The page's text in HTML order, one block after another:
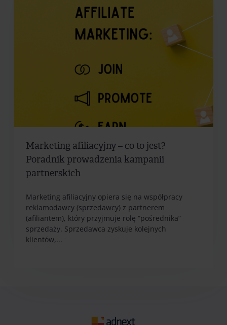
Marketing afiliacyjny – co to jest?
Poradnik prowadzenia kampanii
partnerskich
Marketing afiliacyjny opiera się na współpracy
reklamodawcy (sprzedawcy) z partnerem
(afiliantem), który przyjmuje rolę “pośrednika”
sprzedaży. Sprzedawca zyskuje kolejnych
klientów,...